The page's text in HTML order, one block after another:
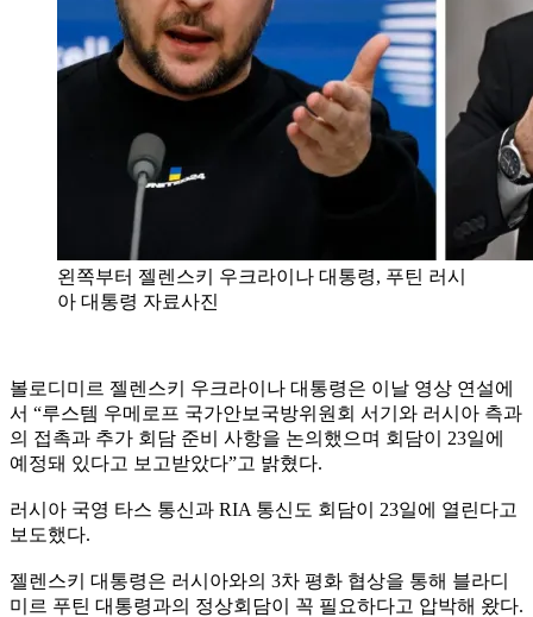
왼쪽부터 젤렌스키 우크라이나 대통령, 푸틴 러시
아 대통령 자료사진
볼로디미르 젤렌스키 우크라이나 대통령은 이날 영상 연설에
서 “루스템 우메로프 국가안보국방위원회 서기와 러시아 측과
의 접촉과 추가 회담 준비 사항을 논의했으며 회담이 23일에
예정돼 있다고 보고받았다”고 밝혔다.
러시아 국영 타스 통신과 RIA 통신도 회담이 23일에 열린다고
보도했다.
젤렌스키 대통령은 러시아와의 3차 평화 협상을 통해 블라디
미르 푸틴 대통령과의 정상회담이 꼭 필요하다고 압박해 왔다.